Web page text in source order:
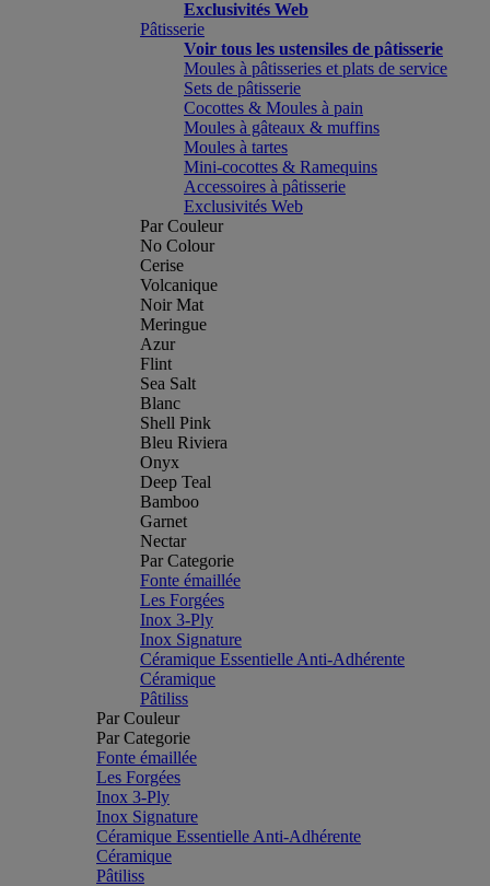
Exclusivités Web
Pâtisserie
Voir tous les ustensiles de pâtisserie
Moules à pâtisseries et plats de service
Sets de pâtisserie
Cocottes & Moules à pain
Moules à gâteaux & muffins
Moules à tartes
Mini-cocottes & Ramequins
Accessoires à pâtisserie
Exclusivités Web
Par Couleur
No Colour
Cerise
Volcanique
Noir Mat
Meringue
Azur
Flint
Sea Salt
Blanc
Shell Pink
Bleu Riviera
Onyx
Deep Teal
Bamboo
Garnet
Nectar
Par Categorie
Fonte émaillée
Les Forgées
Inox 3-Ply
Inox Signature
Céramique Essentielle Anti-Adhérente
Céramique
Pâtiliss
Par Couleur
Par Categorie
Fonte émaillée
Les Forgées
Inox 3-Ply
Inox Signature
Céramique Essentielle Anti-Adhérente
Céramique
Pâtiliss